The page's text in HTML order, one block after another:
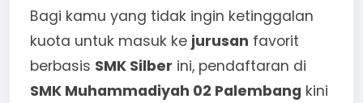
Bagi kamu yang tidak ingin ketinggalan
kuota untuk masuk ke jurusan favorit
berbasis SMK Silber ini, pendaftaran di
SMK Muhammadiyah 02 Palembang kini